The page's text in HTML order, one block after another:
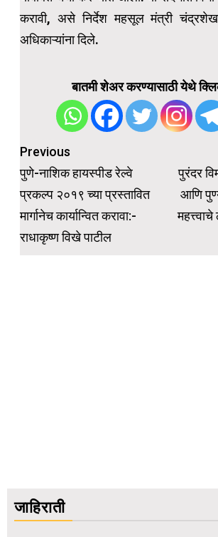
करावी, असे निर्देश महसूल मंत्री
अधिकाऱ्यांना दिले.
बातमी शेअर करण्यासाठी येथे
Post
navigation
Previous
पुणे-नाशिक हायस्पीड रेल्वे
प्रकल्प २०१९ च्या प्रस्तावित
मार्गानेच कार्यान्वित करावा:-
राधाकृष्ण विखे पाटील
पुरंदर
आणि
जाहिराती